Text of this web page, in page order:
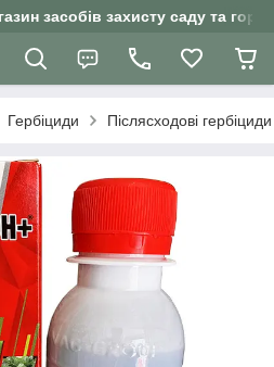
засобів захисту саду та
Гербіциди Післясходові гербіциди